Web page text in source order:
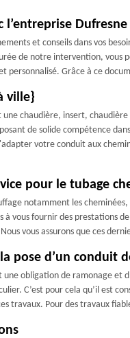
et conseils dans vos
de notre intervention,
Grâce à ce
ville}
chaudière, insert,
de solide compétence
votre conduit aux
pour le tubage
notamment les
vous fournir des prestations
vous assurons que ces
pose d’un conduit
une obligation de ramonage
C’est pour cela qu’il est
travaux. Pour des travaux